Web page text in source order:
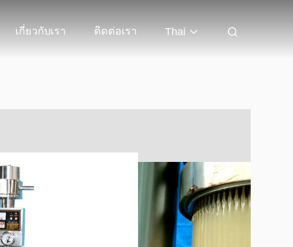
เกี่ยวกับเรา ติดต่อเรา Thai